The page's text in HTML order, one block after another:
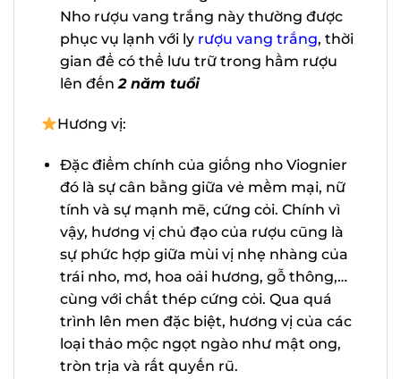
có nhiều đá Granite. Nho rượu vang
trắng này thường được phục vụ lạnh
với lyrượu vang trắng , thời gian để có
thể lưu trữ trong hầm rượu lên đến
Đặc điểm chính của giống nho
Viognier đó là sự cân bằng giữa vẻ
mềm mại, nữ tính và sự mạnh mẽ,
cứng cỏi. Chính vì vậy, hương vị chủ
đạo của rượu cũng là sự phức hợp giữa
mùi vị nhẹ nhàng của trái nho, mơ, hoa
oải hương, gỗ thông,… cùng với chất
thép cứng cỏi. Qua quá trình lên men
đặc biệt, hương vị của các loại thảo